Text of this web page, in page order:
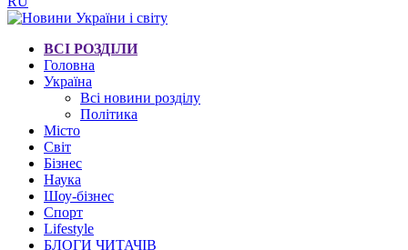
ВСІ РОЗДІЛИ
Головна
Україна
Всі новини розділу
Політика
Місто
Світ
Бізнес
Наука
Шоу-бізнес
Спорт
Lifestyle
БЛОГИ ЧИТАЧІВ